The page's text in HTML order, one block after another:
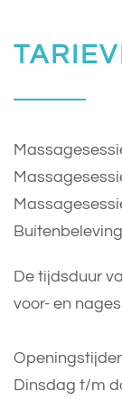
De tijdsduur
voor- en
Dinsdag t/m